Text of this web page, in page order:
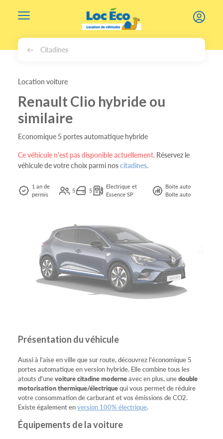
Citadines
Location voiture
Renault Clio hybride ou
similaire
Economique 5 portes automatique hybride
Ce véhicule n'est pas disponible actuellement. Réservez le
véhicule de votre choix parmi noscitadines.
1 an de
permis
5 5
Electrique et
Essence SP
Boite auto
Boîte auto
Présentation du véhicule
Aussi à l'aise en ville que sur route, découvrez l'économique 5
portes automatique en version hybride. Elle combine tous les
atouts d'unevoiture citadine moderneavec en plus, unedouble
motorisation thermique/électriquequi vous permet de réduire
votre consommation de carburant et vos émissions de CO2.
Existe également enversion 100% électrique.
Équipements de la voiture